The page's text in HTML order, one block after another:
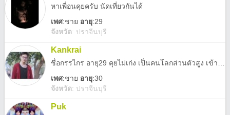
หาเพื่อนคุยครับ นัดเที่ยวกันได้
เพศ:ชาย อายุ:29
จังหวัด: ปราจีนบุรี
Kankrai
เพศ:ชาย อายุ:30
จังหวัด: ปราจีนบุรี
Puk